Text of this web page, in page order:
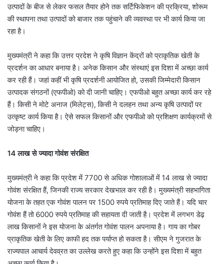
उत्पादों के बीज से लेकर फसल तैयार होने तक सर्टिफिकेशन की प्रक्रिया, शोरूम
की स्थापना तथा उत्पादों को बाजार तक पहुंचाने की व्यवस्था पर भी कार्य किया जा
रहा है।
मुख्यमंत्री ने कहा कि उत्तर प्रदेश ने कृषि विज्ञान केंद्रों को प्राकृतिक खेती के
प्रदर्शन का आधार बनाया है। अनेक किसान और संस्थाएं इस दिशा में अच्छा कार्य
कर रही हैं। जहां कहीं भी कृषि प्रदर्शनी आयोजित हो, उसकी जिम्मेदारी किसान
उत्पादक संगठनों (एफपीओ) को दी जानी चाहिए। एफपीओ बहुत अच्छा कार्य कर रहे
हैं। किसी ने मोटे अनाज (मिलेट्स), किसी ने दलहन तथा अन्य कृषि उत्पादों पर
उत्कृष्ट कार्य किया है। ऐसे सफल किसानों और एफपीओ को प्रशिक्षण कार्यक्रमों से
जोड़ना चाहिए।
14 लाख से ज्यादा गोवंश संरक्षित
मुख्यमंत्री ने कहा कि प्रदेश में 7700 से अधिक गोशालाओं में 14 लाख से ज्यादा
गोवंश संरक्षित हैं, जिनकी राज्य सरकार देखभाल कर रही है। मुख्यमंत्री सहभागिता
योजना के तहत एक गोवंश पालन पर 1500 रुपये प्रतिमाह दिए जाते हैं। यदि चार
गोवंश हैं तो 6000 रुपये प्रतिमाह की सहायता दी जाती है। प्रदेश में लगभग डेढ़
लाख किसानों ने इस योजना के अंतर्गत गोवंश पालन अपनाया है। गाय का गोबर
प्राकृतिक खेती के लिए काफी हद तक पर्याप्त हो सकता है। सीएम ने गुजरात के
राज्यपाल आचार्य देवव्रत का उल्लेख करते हुए कहा कि उन्होंने इस दिशा में बहुत